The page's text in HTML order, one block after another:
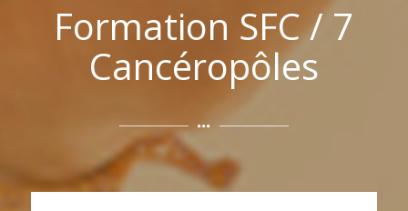
Formation SFC / 7
Cancéropôles